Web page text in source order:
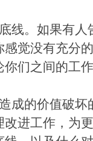
线。如果有
觉没有充分
们之间的工
成的价值破
进工作，为